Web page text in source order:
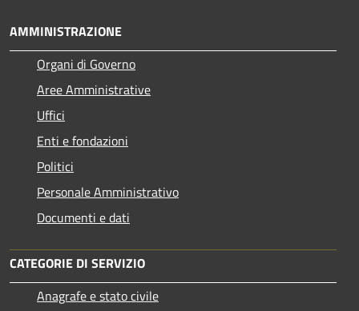
AMMINISTRAZIONE
Organi di Governo
Aree Amministrative
Uffici
Enti e fondazioni
Politici
Personale Amministrativo
Documenti e dati
CATEGORIE DI SERVIZIO
Anagrafe e stato civile